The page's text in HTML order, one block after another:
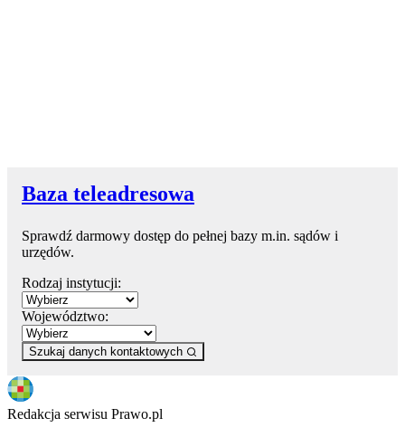
Baza teleadresowa
Sprawdź darmowy dostęp do pełnej bazy m.in. sądów i
urzędów.
Rodzaj instytucji:
Województwo:
Szukaj danych kontaktowych
Redakcja serwisu Prawo.pl